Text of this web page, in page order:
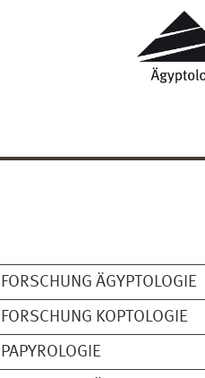
FORSCHUNG ÄGYPTOLOGIE
FORSCHUNG KOPTOLOGIE
PAPYROLOGIE